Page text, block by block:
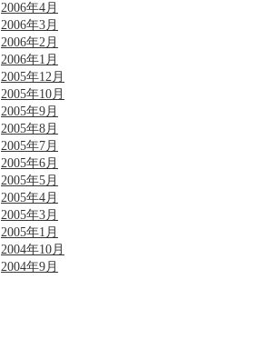
2006年4月
2006年3月
2006年2月
2006年1月
2005年12月
2005年10月
2005年9月
2005年8月
2005年7月
2005年6月
2005年5月
2005年4月
2005年3月
2005年1月
2004年10月
2004年9月